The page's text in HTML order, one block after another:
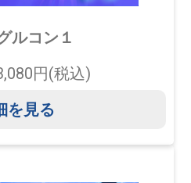
ルコン１
円(税込)
を見る